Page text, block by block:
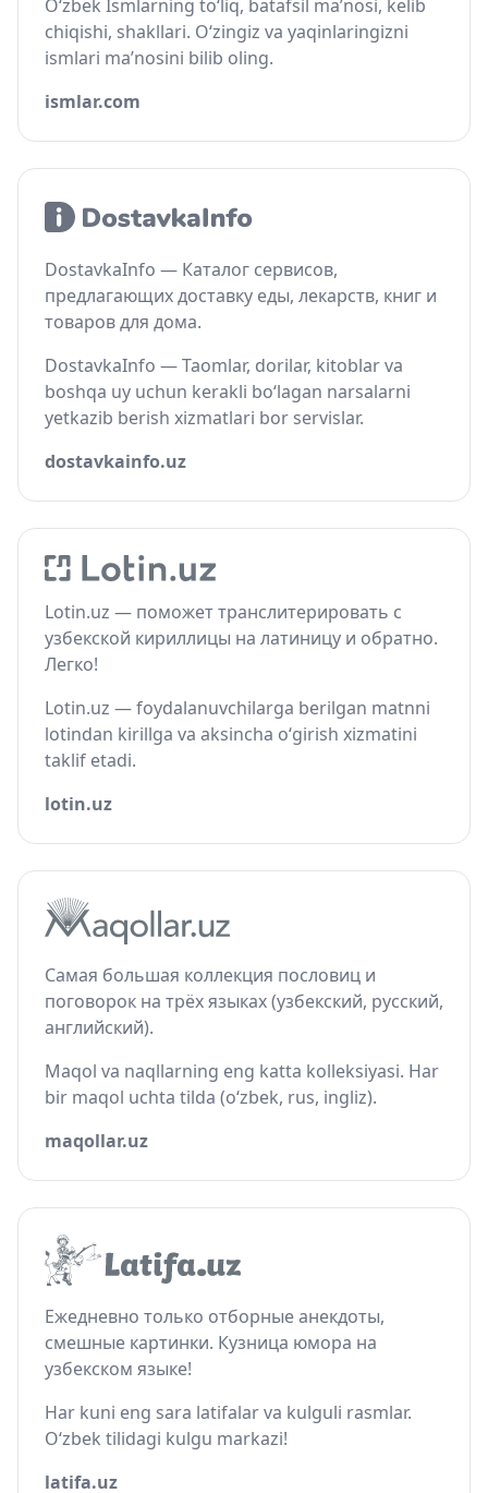
O‘zbek Ismlarning to‘liq, batafsil ma’nosi, kelib
chiqishi, shakllari. O‘zingiz va yaqinlaringizni
ismlari ma’nosini bilib oling.
ismlar.com
DostavkaInfo — Каталог сервисов,
предлагающих доставку еды, лекарств, книг и
товаров для дома.
DostavkaInfo — Taomlar, dorilar, kitoblar va
boshqa uy uchun kerakli bo‘lagan narsalarni
yetkazib berish xizmatlari bor servislar.
dostavkainfo.uz
Lotin.uz — поможет транслитерировать с
узбекской кириллицы на латиницу и обратно.
Легко!
Lotin.uz — foydalanuvchilarga berilgan matnni
lotindan kirillga va aksincha o‘girish xizmatini
taklif etadi.
lotin.uz
Самая большая коллекция пословиц и
поговорок на трёх языках (узбекский, русский,
английский).
Maqol va naqllarning eng katta kolleksiyasi. Har
bir maqol uchta tilda (o‘zbek, rus, ingliz).
maqollar.uz
Ежедневно только отборные анекдоты,
смешные картинки. Кузница юмора на
узбекском языке!
Har kuni eng sara latifalar va kulguli rasmlar.
O‘zbek tilidagi kulgu markazi!
latifa.uz